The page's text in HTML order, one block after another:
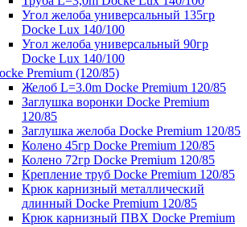
Угол желоба универсальный 135гр
Docke Lux 140/100
Угол желоба универсальный 90гр
Docke Lux 140/100
Premium (120/85)
Желоб L=3.0m Docke Premium 120/85
Заглушка воронки Docke Premium
120/85
Заглушка желоба Docke Premium 120/85
Колено 45гр Docke Premium 120/85
Колено 72гр Docke Premium 120/85
Крепление труб Docke Premium 120/85
Крюк карнизный металлический
длинный Docke Premium 120/85
Крюк карнизный ПВХ Docke Premium